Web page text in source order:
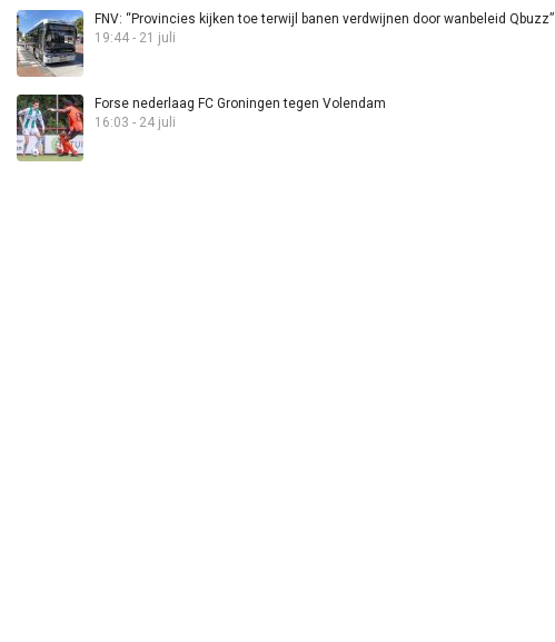
FNV: “Provincies kijken toe terwijl banen verdwijnen door wanbeleid Qbuzz”
19:44 - 21 juli
Forse nederlaag FC Groningen tegen Volendam
16:03 - 24 juli